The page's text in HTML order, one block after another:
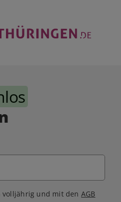
volljährig und mit den AGB